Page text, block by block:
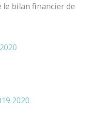
le bilan financier de
2020